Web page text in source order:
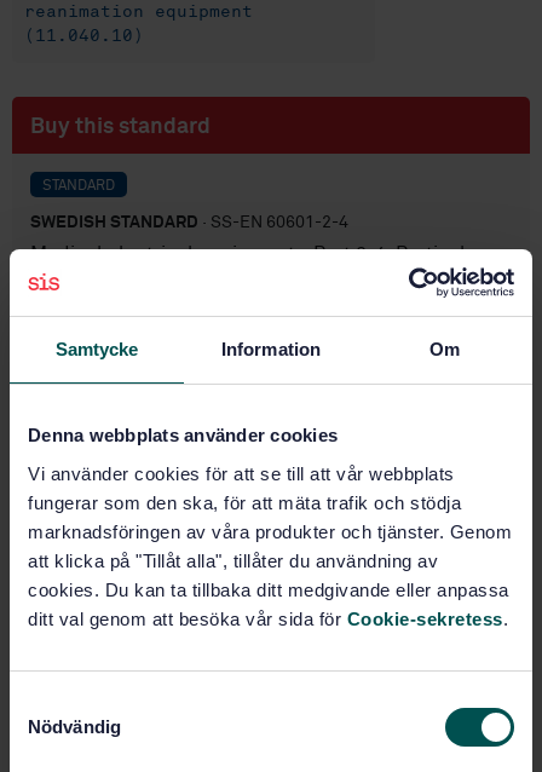
Samtycke Information Om
Denna webbplats använder cookies
Vi använder cookies för att se till att vår webbplats
fungerar som den ska, för att mäta trafik och stödja
marknadsföringen av våra produkter och tjänster. Genom
att klicka på "Tillåt alla", tillåter du användning av
cookies. Du kan ta tillbaka ditt medgivande eller anpassa
ditt val genom att besöka vår sida för Cookie-sekretess.
Nödvändig
reanimation equipment
(11.040.10)
Buy this standard
STANDARD
SWEDISH STANDARD · SS-EN 60601-2-4
Medical electrical equipment - Part 2-4: Particular
requirements for the basic safety and essential
Subscribe on standards - Read more
PDF
Show more
Product information
Language: English
International title: